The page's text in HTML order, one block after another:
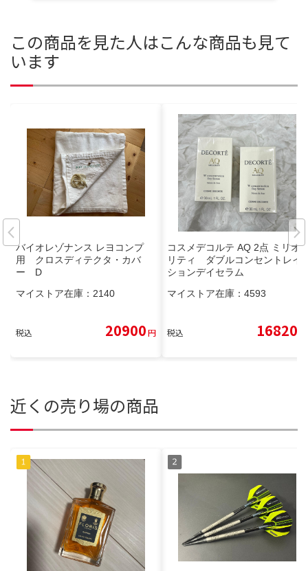
この商品を見た人はこんな商品も見て
います
バイオレゾナンス レヨコンプ
用 クロスディテクタ・カバ
ー D
マイストア在庫： 2140
税込 20900円
コスメデコルテ AQ 2点 ミリオ
リティ ダブルコンセントレイ
ションデイセラム
マイストア在庫： 4593
税込 16820
近くの売り場の商品